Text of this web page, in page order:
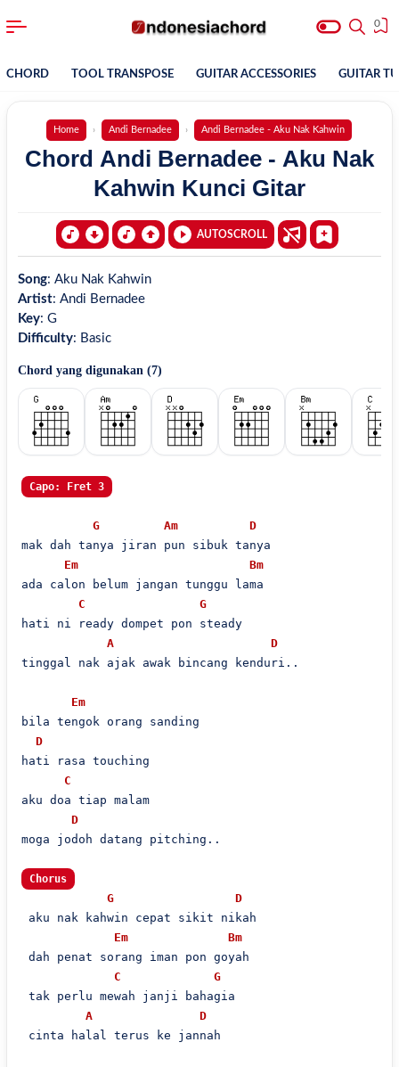
0
CHORD TOOL TRANSPOSE GUITAR ACCESSORIES GUITAR
Home Andi Bernadee Andi Bernadee - Aku Nak Kahwin
Chord Andi Bernadee - Aku Nak
Kahwin Kunci Gitar
AUTOSCROLL
Song: Aku Nak Kahwin
Artist: Andi Bernadee
Key: G
Difficulty: Basic
Chord yang digunakan (7)
Capo: Fret 3
G Am
D
mak dah tanya jiran pun sibuk tanya
Em
Bm
ada calon belum jangan tunggu lama
C
G
hati ni ready dompet pon steady
A
D
tinggal nak ajak awak bincang kenduri..
Em
bila tengok orang sanding
D
hati rasa touching
C
aku doa tiap malam
D
moga jodoh datang pitching..
Chorus
G
D
aku nak kahwin cepat sikit nikah
Em
Bm
dah penat sorang iman pon goyah
C
G
tak perlu mewah janji bahagia
A
D
cinta halal terus ke jannah